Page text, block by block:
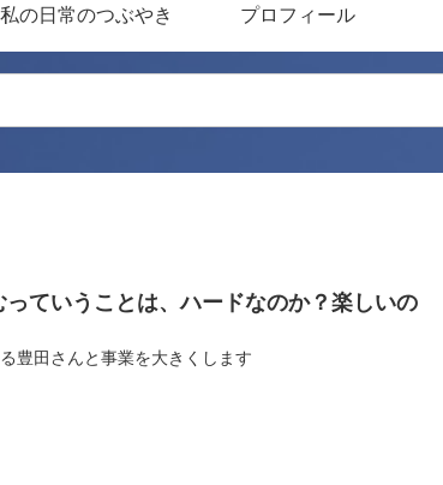
私の日常のつぶやき プロフィール
っていうことは、ハードなのか？楽しいの
豊田さんと事業を大きくします